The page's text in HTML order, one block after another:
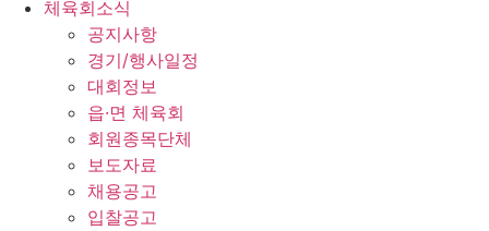
체육회소식
공지사항
경기/행사일정
대회정보
읍·면 체육회
회원종목단체
보도자료
채용공고
입찰공고